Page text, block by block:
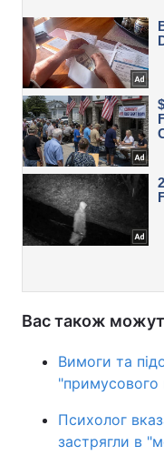
Вас також
Вимоги та
"примусового
Психолог
застрягли в